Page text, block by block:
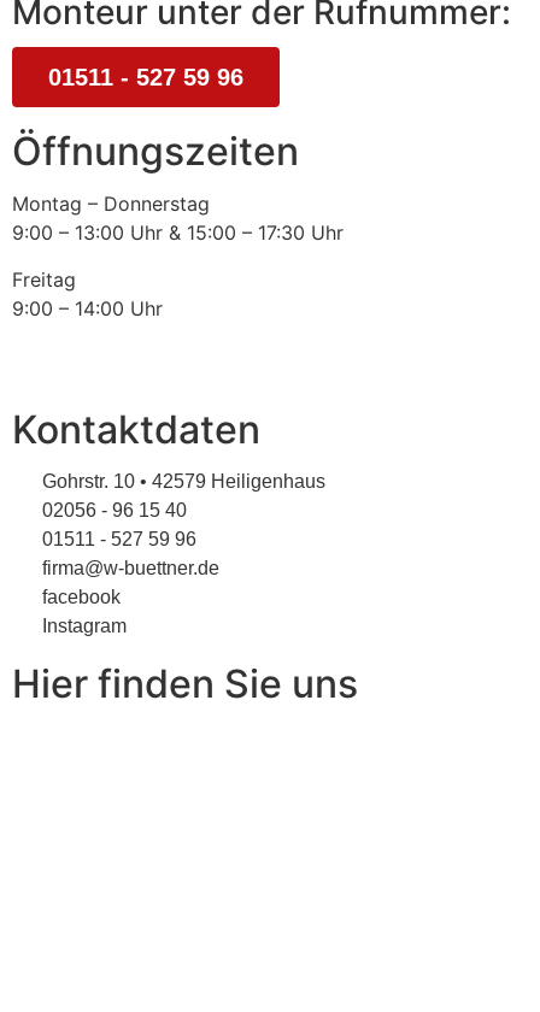
Monteur unter der Rufnummer:
01511 - 527 59 96
Öffnungszeiten
Montag – Donnerstag
9:00 – 13:00 Uhr & 15:00 – 17:30 Uhr
Freitag
9:00 – 14:00 Uhr
Kontaktdaten
Gohrstr. 10 • 42579 Heiligenhaus
02056 - 96 15 40
01511 - 527 59 96
firma@w-buettner.de
facebook
Instagram
Hier finden Sie uns